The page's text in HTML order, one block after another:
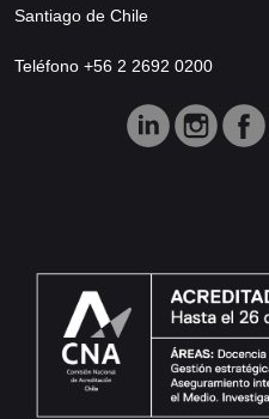
Santiago de Chile
Teléfono +56 2 2692 0200